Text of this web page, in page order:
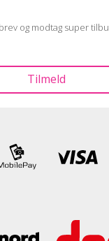
og modtag super